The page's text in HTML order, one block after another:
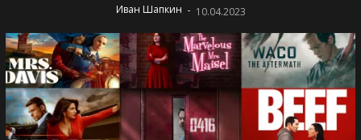
Иван Шапкин - 10.04.2023